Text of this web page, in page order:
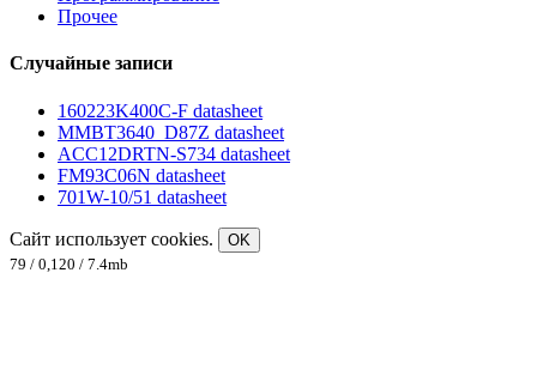
Прочее
Случайные записи
160223K400C-F datasheet
MMBT3640_D87Z datasheet
ACC12DRTN-S734 datasheet
FM93C06N datasheet
701W-10/51 datasheet
Сайт использует cookies.
OK
79 / 0,120 / 7.4mb